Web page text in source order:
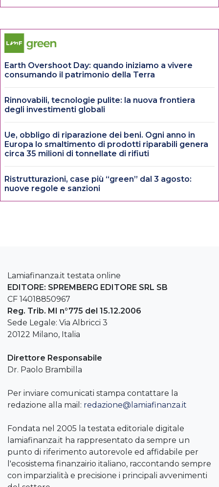
Earth Overshoot Day: quando iniziamo a vivere
consumando il patrimonio della Terra
Rinnovabili, tecnologie pulite: la nuova frontiera
degli investimenti globali
Ue, obbligo di riparazione dei beni. Ogni anno in
Europa lo smaltimento di prodotti riparabili genera
circa 35 milioni di tonnellate di rifiuti
Ristrutturazioni, case più “green” dal 3 agosto:
nuove regole e sanzioni
Lamiafinanza.it testata online
EDITORE: SPREMBERG EDITORE SRL SB
CF 14018850967
Reg. Trib. MI n°775 del 15.12.2006
Sede Legale: Via Albricci 3
20122 Milano, Italia
Direttore Responsabile
Dr. Paolo Brambilla
Per inviare comunicati stampa contattare la
redazione alla mail: redazione@lamiafinanza.it
Fondata nel 2005 la testata editoriale digitale
lamiafinanza.it ha rappresentato da sempre un
punto di riferimento autorevole ed affidabile per
l'ecosistema finanzairio italiano, raccontando sempre
con imparzialità e precisione i principali avvenimenti